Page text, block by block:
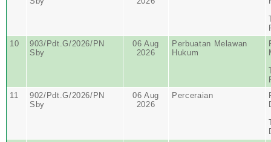
10
903/Pdt.G/2026/PN
Sby
06 Aug
2026
Perbuatan Melawan
Hukum
11
902/Pdt.G/2026/PN
Sby
06 Aug
2026
Perceraian